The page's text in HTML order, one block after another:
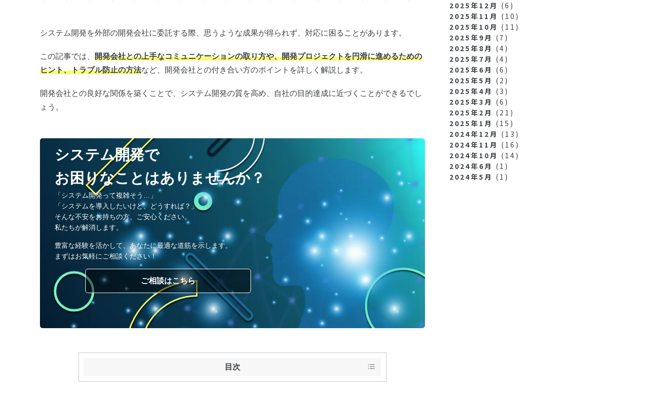
システム開発を外部の開発会社に委託する際、思うような成果が得られず、対応に困ることがあります。
この記事では、 開発会社との上手なコミュニケーションの取り方や、開発プロジェクトを円滑に進めるための
ヒント、トラブル防止の方法など、開発会社との付き合い方のポイントを詳しく解説します。
開発会社との良好な関係を築くことで、システム開発の質を高め、自社の目的達成に近づくことができるでし
ょう。
システム開発で
お困りなことはありませんか？
「システム開発って複雑そう…」
「システムを導入したいけど、どうすれば？」
そんな不安をお持ちの方、ご安心ください。
私たちが解消します。
豊富な経験を活かして、あなたに最適な道筋を示します。
まずはお気軽にご相談ください！
ご相談はこちら
目次
2025年12月 (6)
2025年11月 (10)
2025年10月 (11)
2025年9月 (7)
2025年8月 (4)
2025年7月 (4)
2025年6月 (6)
2025年5月 (2)
2025年4月 (3)
2025年3月 (6)
2025年2月 (21)
2025年1月 (15)
2024年12月 (13)
2024年11月 (16)
2024年10月 (14)
2024年6月 (1)
2024年5月 (1)